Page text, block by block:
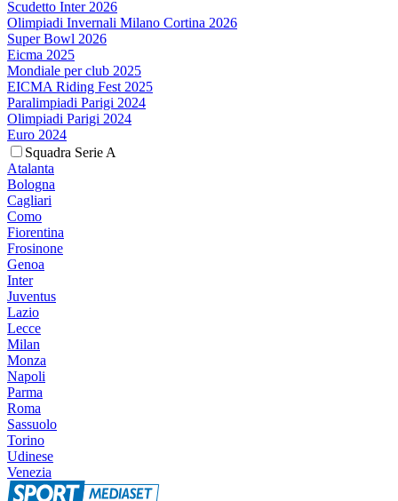
Scudetto Inter 2026
Olimpiadi Invernali Milano Cortina 2026
Super Bowl 2026
Eicma 2025
Mondiale per club 2025
EICMA Riding Fest 2025
Paralimpiadi Parigi 2024
Olimpiadi Parigi 2024
Euro 2024
Squadra Serie A
Atalanta
Bologna
Cagliari
Como
Fiorentina
Frosinone
Genoa
Inter
Juventus
Lazio
Lecce
Milan
Monza
Napoli
Parma
Roma
Sassuolo
Torino
Udinese
Venezia